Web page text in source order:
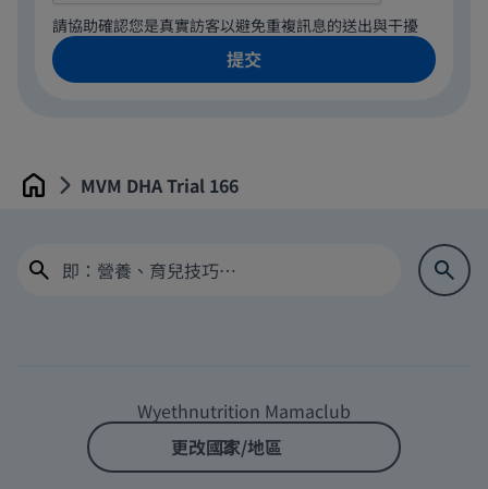
請協助確認您是真實訪客以避免重複訊息的送出與干擾
Home MVM DHA Trial 166
Wyethnutrition Mamaclub
更改國家/地區